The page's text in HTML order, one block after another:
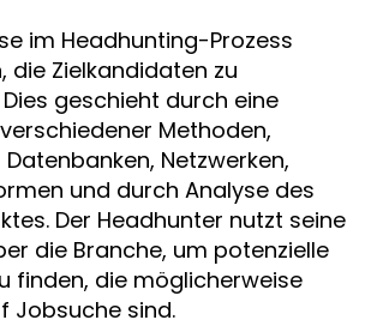
im Headhunting-Prozess
die Zielkandidaten zu
geschieht durch eine
Methoden,
Netzwerken,
und durch Analyse des
Der Headhunter nutzt seine
die Branche, um potenzielle
finden, die möglicherweise
Jobsuche sind.